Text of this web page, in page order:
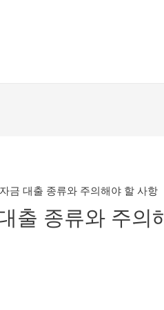
금 대출 종류와 주의해야 할 사항
출 종류와 주의